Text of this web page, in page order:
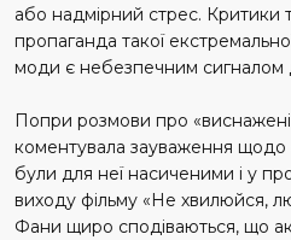
або надмірний стрес. Критики
пропаганда такої
моди є небезпечним сигналом
Попри розмови про
коментувала зауваження щодо
були для неї насиченими і у
виходу фільму «Не хвилюйся,
Фани щиро сподіваються, що